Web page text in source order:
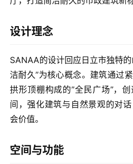
室
内
计
城
市
与
观
设计理念
SANAA的设计回应日立市独特
洁耐久”为核心概念。建筑通过
拱形顶棚构成的”全民广场”，
间，强化建筑与自然景观的对
会价值。
空间与功能